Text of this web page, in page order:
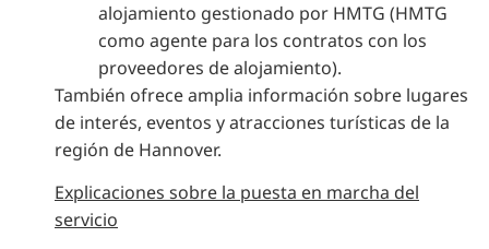
alojamiento gestionado por HMTG (HMTG
como agente para los contratos con los
proveedores de alojamiento).
También ofrece amplia información sobre lugares
de interés, eventos y atracciones turísticas de la
región de Hannover.
Explicaciones sobre la puesta en marcha del
servicio